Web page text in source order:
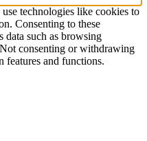
technologies like cookies to
Consenting to these
data such as browsing
consenting or withdrawing
features and functions.